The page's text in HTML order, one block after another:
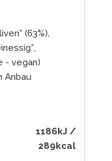
(63%),
- vegan)
Anbau
1186kJ /
289kcal